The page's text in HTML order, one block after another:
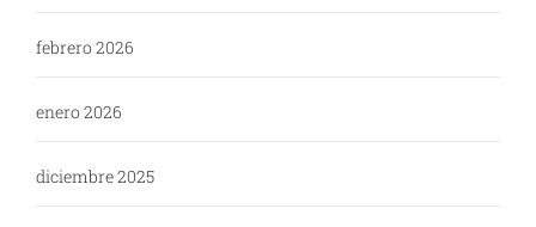
febrero 2026
enero 2026
diciembre 2025